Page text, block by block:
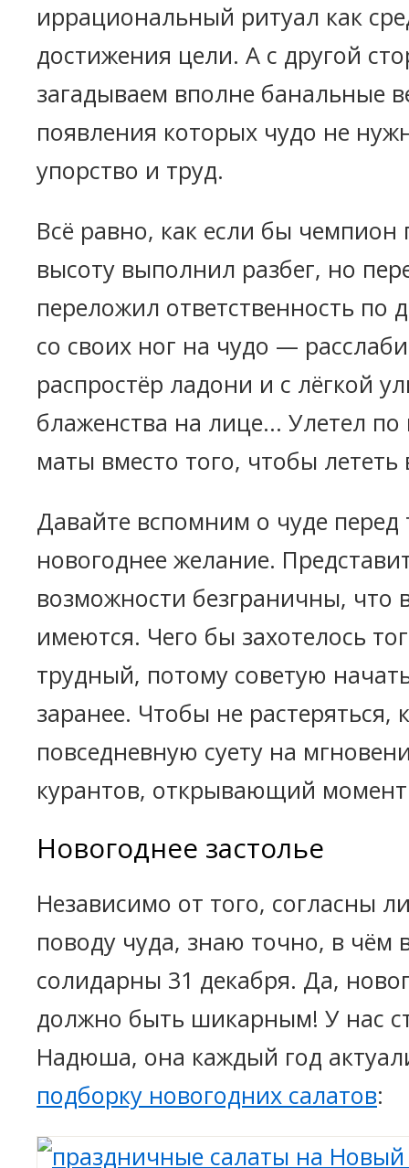
иррациональный ритуал как
достижения цели. А с другой
загадываем вполне банальные
появления которых чудо не
упорство и труд.
Всё равно, как если бы
высоту выполнил разбег, но
переложил ответственность по
со своих ног на чудо —
распростёр ладони и с лёгкой
блаженства на лице... Улетел
маты вместо того, чтобы лететь
Давайте вспомним о чуде перед
новогоднее желание.
возможности безграничны, что
имеются. Чего бы захотелось
трудный, потому советую
заранее. Чтобы не растеряться,
повседневную суету на
курантов, открывающий момент
Новогоднее застолье
Независимо от того, согласны
поводу чуда, знаю точно, в чём
солидарны 31 декабря. Да,
должно быть шикарным! У нас
Надюша, она каждый год
подборку новогодних салатов: